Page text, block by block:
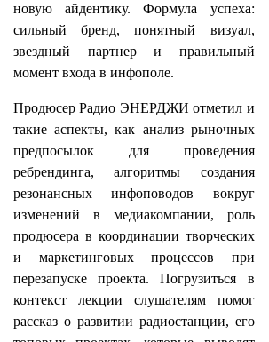
новую айдентику. Формула успеха:
сильный бренд, понятный визуал,
звездный партнер и правильный
момент входа в инфополе.
Продюсер Радио ЭНЕРДЖИ отметил и
такие аспекты, как анализ рыночных
предпосылок для проведения
ребрендинга, алгоритмы создания
резонансных инфоповодов вокруг
изменений в медиакомпании, роль
продюсера в координации творческих
и маркетинговых процессов при
перезапуске проекта. Погрузиться в
контекст лекции слушателям помог
рассказ о развитии радиостанции, его